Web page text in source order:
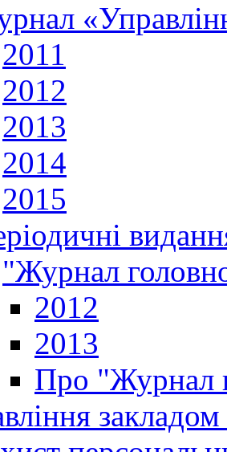
2011
2012
2013
2014
2015
"Журнал
2012
2013
Про "Журнал